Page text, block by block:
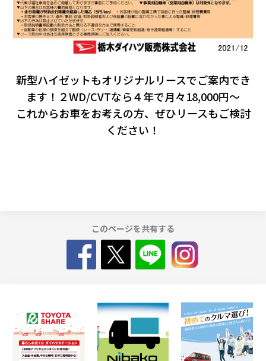
新型ハイゼットもオリジナルリースでご案内でき
ます！２WD/CVTなら４年で月々18,000円～
これからお車をお考えの方、ぜひリースもご検討
ください！
このページを共有する